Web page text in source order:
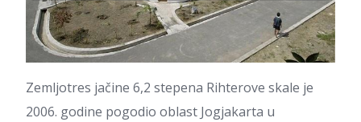
Zemljotres jačine 6,2 stepena Rihterove skale je
2006. godine pogodio oblast Jogjakarta u